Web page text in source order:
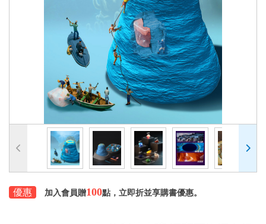
優惠 加入會員贈100點，立即折並享購書優惠。